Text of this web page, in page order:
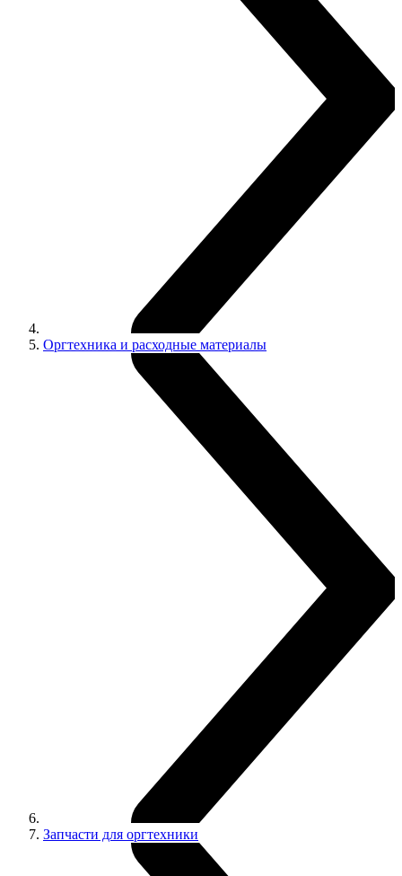
Оргтехника и расходные материалы
Запчасти для оргтехники